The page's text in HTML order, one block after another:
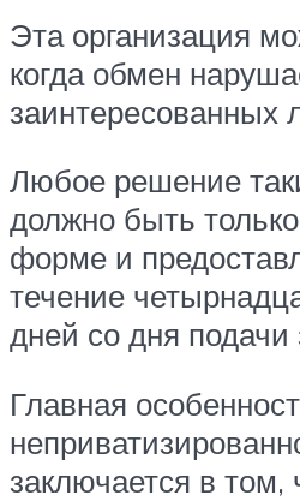
Эта организация
когда обмен
заинтересованных
Любое решение
должно быть
форме и
течение
дней со дня подачи
Главная
заключается в том,